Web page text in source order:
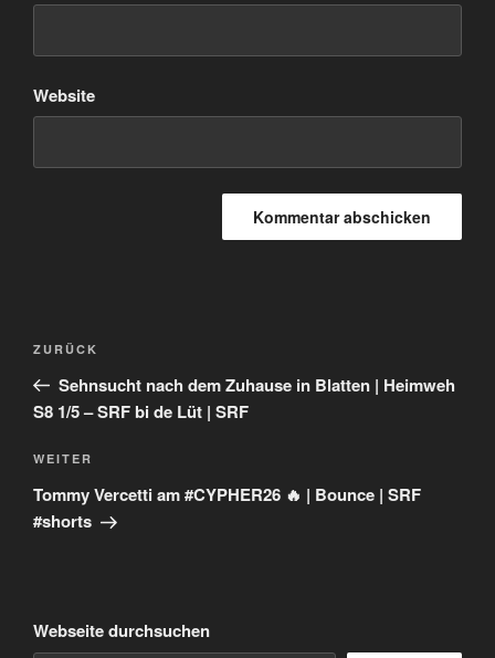
Website
Beitragsnavigation
Vorheriger
Beitrag
ZURÜCK
Sehnsucht nach dem Zuhause in Blatten | Heimweh
S8 1/5 – SRF bi de Lüt | SRF
Nächster
Beitrag
WEITER
Tommy Vercetti am #CYPHER26 🔥 | Bounce | SRF
#shorts
Webseite durchsuchen